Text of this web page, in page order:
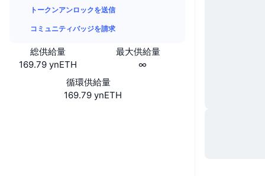
トークンアンロックを送信
コミュニティバッジを請求
総供給量
169.79 ynETH
最大供給量
∞
循環供給量
169.79 ynETH